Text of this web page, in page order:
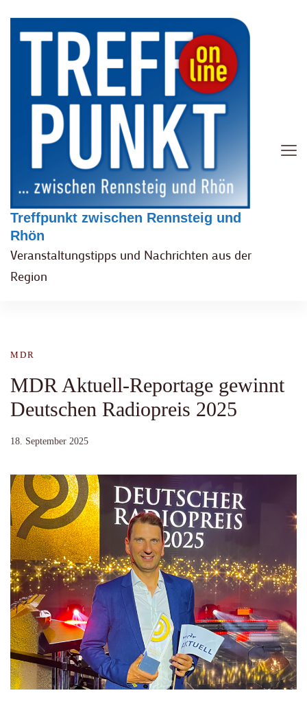
Treffpunkt zwischen Rennsteig und
Rhön
Veranstaltungstipps und Nachrichten aus der
Region
MDR
MDR Aktuell-Reportage gewinnt
Deutschen Radiopreis 2025
18. September 2025